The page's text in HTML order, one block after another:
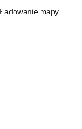
Ładowanie mapy...